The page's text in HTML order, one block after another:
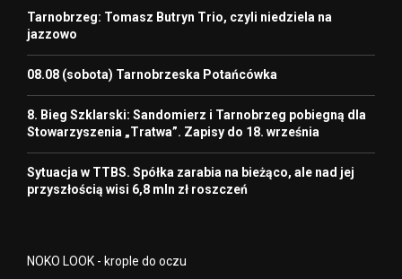
Tarnobrzeg: Tomasz Butryn Trio, czyli niedziela na
jazzowo
08.08 (sobota) Tarnobrzeska Potańcówka
8. Bieg Szklarski: Sandomierz i Tarnobrzeg pobiegną dla
Stowarzyszenia „Tratwa”. Zapisy do 18. września
Sytuacja w TTBS. Spółka zarabia na bieżąco, ale nad jej
przyszłością wisi 6,8 mln zł roszczeń
NOKO LOOK - krople do oczu